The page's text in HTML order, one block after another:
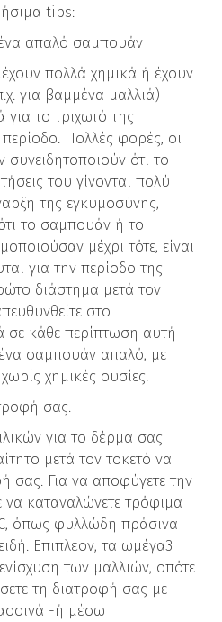
tips:
απαλό σαμπουάν
πολλά χημικά ή έχουν
για βαμμένα μαλλιά)
για το τριχωτό της
Πολλές φορές, οι
ότι το
του γίνονται πολύ
της εγκυμοσύνης,
το σαμπουάν ή το
μέχρι τότε, είναι
για την περίοδο της
διάστημα μετά τον
στο
σε κάθε περίπτωση αυτή
ένα σαμπουάν απαλό, με
χημικές ουσίες.
σας.
για το δέρμα σας
μετά τον τοκετό να
σας. Για να αποφύγετε την
να καταναλώνετε τρόφιμα
όπως φυλλώδη πράσινα
Επιπλέον, τα ωμέγα3
των μαλλιών, οπότε
τη διατροφή σας με
-ή μέσω